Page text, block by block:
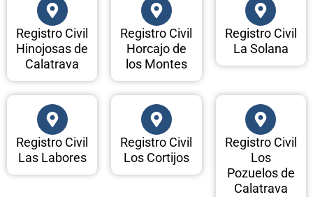
Registro Civil
Hinojosas de
Calatrava
Registro Civil
Horcajo de
los Montes
Registro Civil
La Solana
Registro Civil
Las Labores
Registro Civil
Los Cortijos
Registro Civil
Los
Pozuelos de
Calatrava